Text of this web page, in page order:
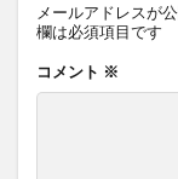
メールアドレスが
欄は必須項目です
コメント ※